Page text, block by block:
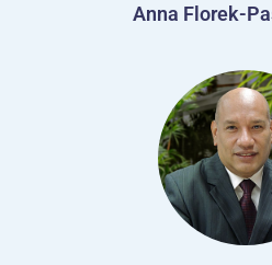
Anna Florek-